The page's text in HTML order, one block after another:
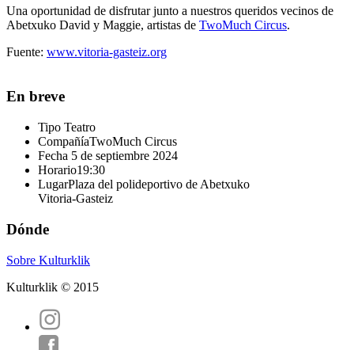
Una oportunidad de disfrutar junto a nuestros queridos vecinos de
Abetxuko David y Maggie, artistas de TwoMuch Circus.
Fuente: www.vitoria-gasteiz.org
En breve
Tipo Teatro
CompañíaTwoMuch Circus
Fecha 5 de septiembre 2024
Horario19:30
LugarPlaza del polideportivo de Abetxuko
Vitoria-Gasteiz
Dónde
Sobre Kulturklik
Kulturklik © 2015